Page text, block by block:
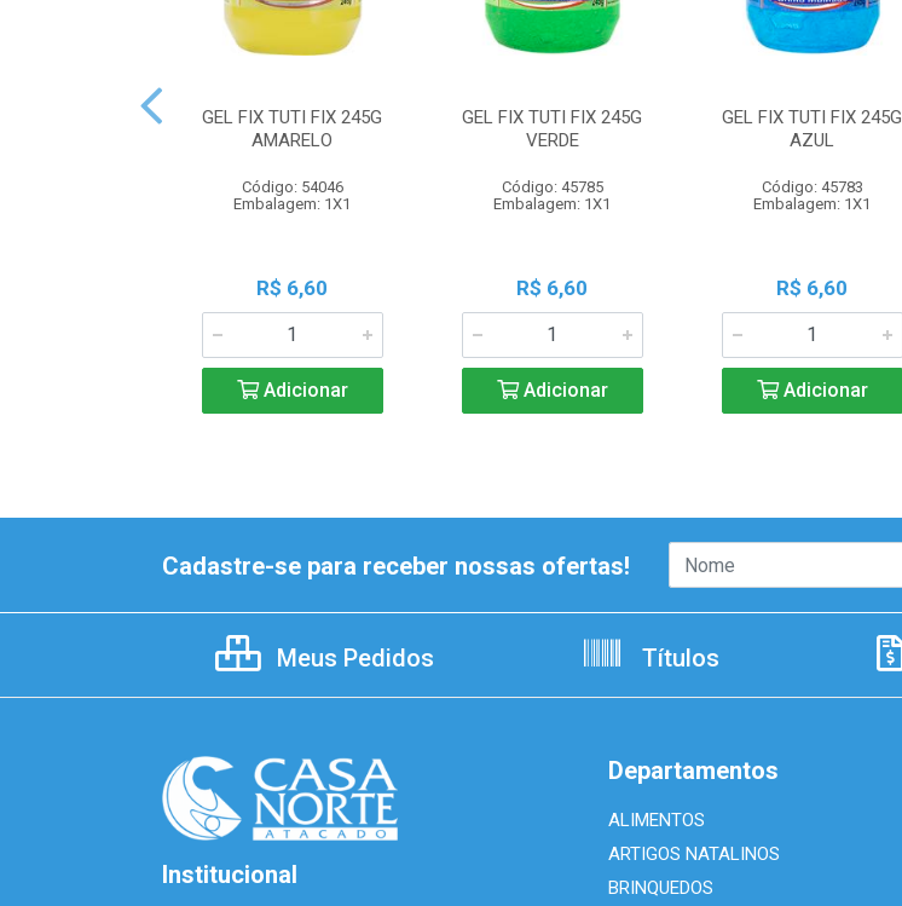
GEL FIX TUTI FIX 245G
AMARELO
Código: 54046
Embalagem: 1X1
R$ 6,60
Adicionar
GEL FIX TUTI FIX 245G
VERDE
Código: 45785
Embalagem: 1X1
R$ 6,60
Adicionar
GEL FIX TUTI FIX 245G
AZUL
Código: 45783
Embalagem: 1X1
R$ 6,60
Adicionar
Cadastre-se para receber nossas ofertas!
Meus Pedidos Títulos
Institucional
Departamentos
ALIMENTOS
ARTIGOS NATALINOS
BRINQUEDOS